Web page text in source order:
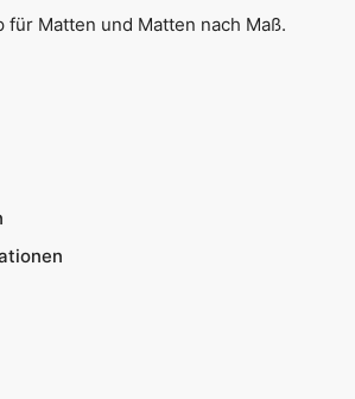
für Matten und Matten nach Maß.